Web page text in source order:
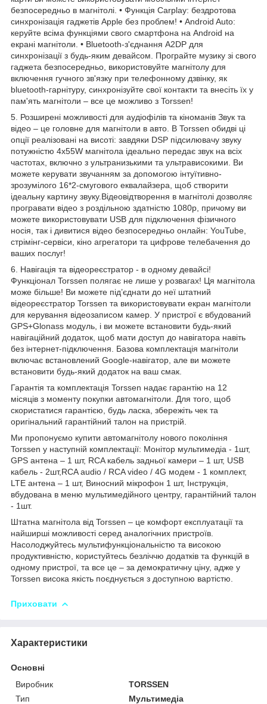
безпосередньо в магнітолі. • Функція Carplay: бездротова
синхронізація гаджетів Apple без проблем! • Android Auto:
керуйте всіма функціями свого смартфона на Android на
екрані магнітоли. • Bluetooth-з'єднання A2DP для
синхронізації з будь-яким девайсом. Програйте музику зі свого
гаджета безпосередньо, використовуйте магнітолу для
включення гучного зв'язку при телефонному дзвінку, як
bluetooth-гарнітуру, синхронізуйте свої контакти та внесіть їх у
пам'ять магнітоли – все це можливо з Torssen!
5. Розширені можливості для аудіофілів та кіноманів Звук та
відео – це головне для магнітоли в авто. В Torssen обидві ці
опції реалізовані на висоті: завдяки DSP підсилювачу звуку
потужністю 4х55W магнітола ідеально передає звук на всіх
частотах, включно з ультранизькими та ультрависокими. Ви
можете керувати звучанням за допомогою інтуїтивно-
зрозумілого 16*2-смугового еквалайзера, щоб створити
ідеальну картину звуку.Відеовідтворення в магнітолі дозволяє
програвати відео з роздільною здатністю 1080р, причому ви
можете використовувати USB для підключення фізичного
носія, так і дивитися відео безпосередньо онлайн: YouTube,
стрімінг-сервіси, кіно агрегатори та цифрове телебачення до
ваших послуг!
6. Навігація та відеореєстратор - в одному девайсі!
Функціонал Torssen полягає не лише у розвагах! Ця магнітола
може більше! Ви можете під’єднати до неї штатний
відеореєстратор Torssen та використовувати екран магнітоли
для керування відеозаписом камер. У пристрої є вбудований
GPS+Glonass модуль, і ви можете встановити будь-який
навігаційний додаток, щоб мати доступ до навігатора навіть
без інтернет-підключення. Базова комплектація магнітоли
включає встановлений Google-навігатор, але ви можете
встановити будь-який додаток на ваш смак.
Гарантія та комплектація Torssen надає гарантію на 12
місяців з моменту покупки автомагнітоли. Для того, щоб
скористатися гарантією, будь ласка, збережіть чек та
оригінальний гарантійний талон на пристрій.
Ми пропонуємо купити автомагнітолу нового покоління
Torssen у наступній комплектації: Монітор мультимедіа - 1шт,
GPS антена – 1 шт, RCA кабель задньої камери – 1 шт, USB
кабель - 2шт,RCA audio / RCA video / 4G модем - 1 комплект,
LTE антена – 1 шт, Виносний мікрофон 1 шт, Інструкція,
вбудована в меню мультимедійного центру, гарантійний талон
- 1шт.
Штатна магнітола від Torssen – це комфорт експлуатації та
найширші можливості серед аналогічних пристроїв.
Насолоджуйтесь мультифункціональністю та високою
продуктивністю, користуйтесь безліччю додатків та функцій в
одному пристрої, та все це – за демократичну ціну, адже у
Torssen висока якість поєднується з доступною вартістю.
Приховати
Характеристики
Основні
Виробник
TORSSEN
Тип
Мультимедіа